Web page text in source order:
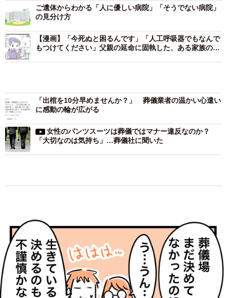
ご遺体からわかる「人に優しい病院」「そうでない病院」
の見分け方
【漫画】「今死ぬと困るんです」「人工呼吸器でもなんで
もつけてください」父親の延命に固執した、ある家族の切
女性のパンツスーツは葬儀ではマナー違反なのか？
「大切なのは気持ち」…葬儀社に聞いた